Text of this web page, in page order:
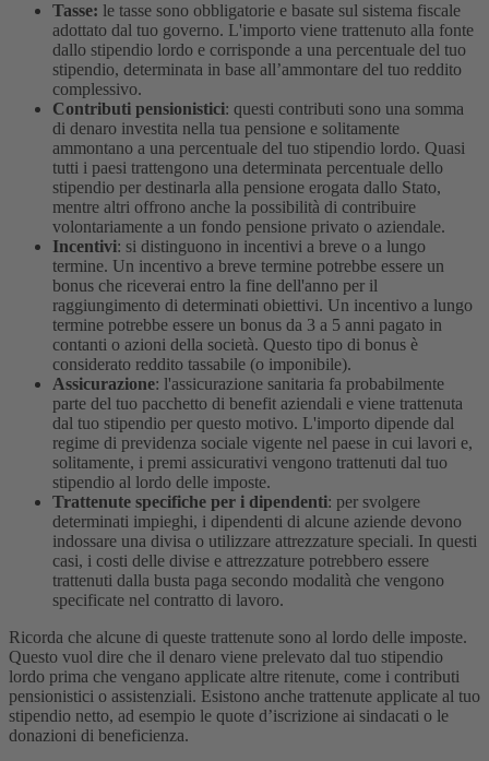
Tasse: le tasse sono obbligatorie e basate sul sistema fiscale
adottato dal tuo governo. L'importo viene trattenuto alla fonte
dallo stipendio lordo e corrisponde a una percentuale del tuo
stipendio, determinata in base all’ammontare del tuo reddito
complessivo.
Contributi pensionistici: questi contributi sono una somma
di denaro investita nella tua pensione e solitamente
ammontano a una percentuale del tuo stipendio lordo. Quasi
tutti i paesi trattengono una determinata percentuale dello
stipendio per destinarla alla pensione erogata dallo Stato,
mentre altri offrono anche la possibilità di contribuire
volontariamente a un fondo pensione privato o aziendale.
Incentivi: si distinguono in incentivi a breve o a lungo
termine. Un incentivo a breve termine potrebbe essere un
bonus che riceverai entro la fine dell'anno per il
raggiungimento di determinati obiettivi. Un incentivo a lungo
termine potrebbe essere un bonus da 3 a 5 anni pagato in
contanti o azioni della società. Questo tipo di bonus è
considerato reddito tassabile (o imponibile).
Assicurazione: l'assicurazione sanitaria fa probabilmente
parte del tuo pacchetto di benefit aziendali e viene trattenuta
dal tuo stipendio per questo motivo. L'importo dipende dal
regime di previdenza sociale vigente nel paese in cui lavori e,
solitamente, i premi assicurativi vengono trattenuti dal tuo
stipendio al lordo delle imposte.
Trattenute specifiche per i dipendenti: per svolgere
determinati impieghi, i dipendenti di alcune aziende devono
indossare una divisa o utilizzare attrezzature speciali. In questi
casi, i costi delle divise e attrezzature potrebbero essere
trattenuti dalla busta paga secondo modalità che vengono
specificate nel contratto di lavoro.
Ricorda che alcune di queste trattenute sono al lordo delle imposte.
Questo vuol dire che il denaro viene prelevato dal tuo stipendio
lordo prima che vengano applicate altre ritenute, come i contributi
pensionistici o assistenziali. Esistono anche trattenute applicate al tuo
stipendio netto, ad esempio le quote d’iscrizione ai sindacati o le
donazioni di beneficienza.